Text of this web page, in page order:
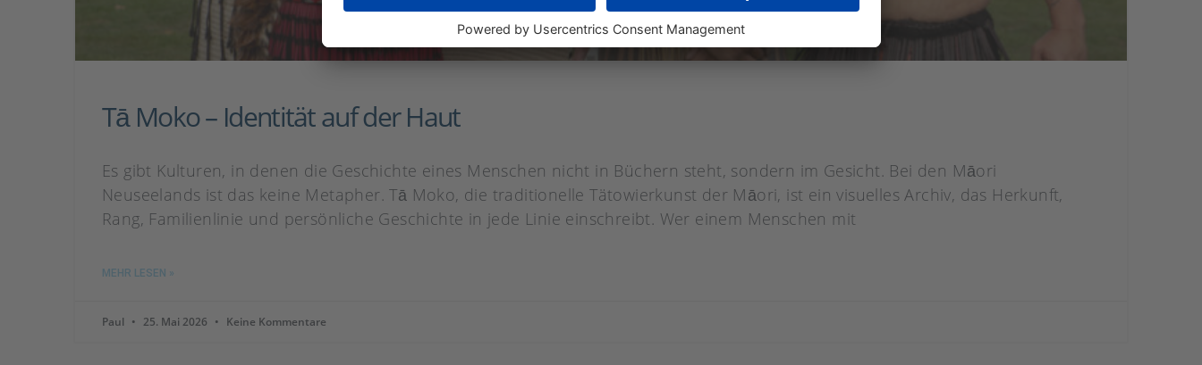
Tā Moko – Identität auf der Haut
Es gibt Kulturen, in denen die Geschichte eines Menschen nicht in Büchern steht, sondern im Gesicht. Bei den Māori
Neuseelands ist das keine Metapher. Tā Moko, die traditionelle Tätowierkunst der Māori, ist ein visuelles Archiv, das Herkunft,
Rang, Familienlinie und persönliche Geschichte in jede Linie einschreibt. Wer einem Menschen mit
MEHR LESEN »
Paul 25. Mai 2026 Keine Kommentare